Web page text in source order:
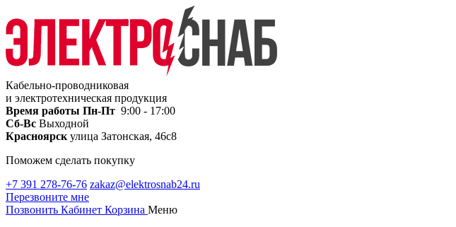
Кабельно-проводниковая
и электротехническая продукция
Время работы Пн-Пт 9:00 - 17:00
Сб-Вс Выходной
Красноярск улица Затонская, 46с8
Поможем сделать покупку
+7 391 278-76-76 zakaz@elektrosnab24.ru
Перезвоните мне
Позвонить Кабинет Корзина Меню